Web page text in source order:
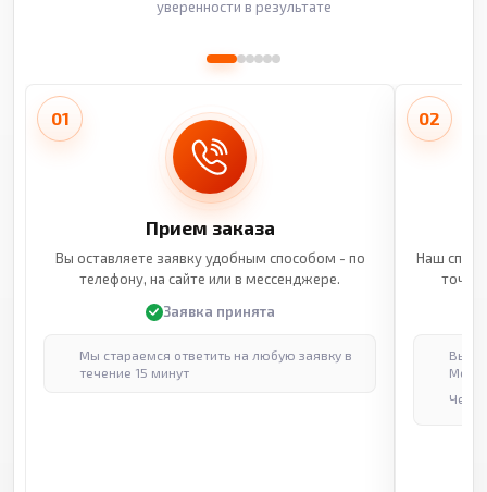
уверенности в результате
01
Прием заказа
Вы оставляете заявку удобным способом - по
телефону, на сайте или в мессенджере.
Заявка принята
Мы стараемся ответить на любую заявку в
течение 15 минут
02
Наш